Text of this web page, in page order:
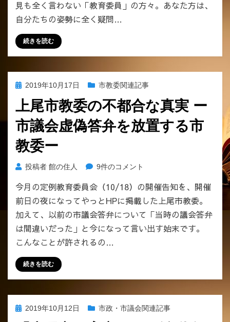
不
都
真
何
も
言
わ
な
育
員
の
お
歴々
へ
見も全く言わない「教育委員」の方々。あなた方は、
自分たちの姿勢に全く疑問…
続きを読む
投
日:
2019年10月17日 市教委関連記事
上尾市教委の不都合な真実 ー
市議会虚偽答弁を放置する市
教委ー
投稿者 館の住人
上
市
教
委
不
都
真
市
9件のコメント
今月の定例教育委員会（10/18）の開催告知を、開催
前日の夜になってやっとHPに掲載した上尾市教委。
加えて、以前の市議会答弁について「当時の議会答弁
は間違いだった」と今になって言い出す始末です。
こんなことが許されるの…
続きを読む
投 2019年10月12日 市政・市議会関連記事